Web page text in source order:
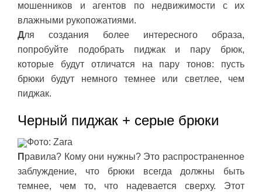
мошенников и агентов по недвижимости с их
влажными рукопожатиями.
Для создания более интересного образа,
попробуйте подобрать пиджак и пару брюк,
которые будут отличатся на пару тонов: пусть
брюки будут немного темнее или светлее, чем
пиджак.
Черный пиджак + серые брюки
Фото: Zara
П равила? Кому они нужны? Это распространенное
заблуждение, что брюки всегда должны быть
темнее, чем то, что надевается сверху. Этот